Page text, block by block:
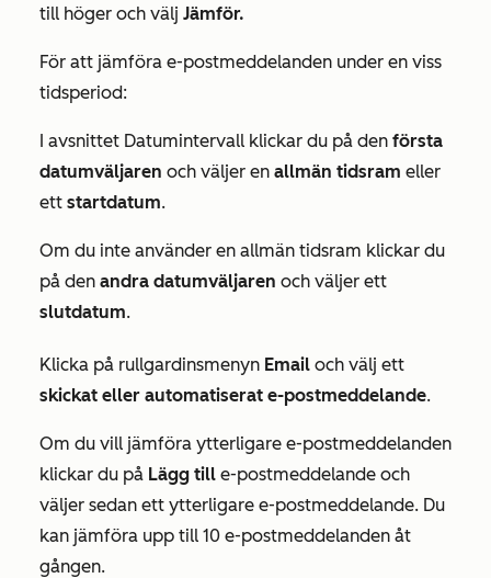
till höger och välj Jämför.
För att jämföra e-postmeddelanden under en viss
tidsperiod:
I avsnittet Datumintervall klickar du på den första
datumväljaren och väljer en allmän tidsram eller
ett startdatum.
Om du inte använder en allmän tidsram klickar du
på den andra datumväljaren och väljer ett
slutdatum.
Klicka på rullgardinsmenyn Email och välj ett
skickat eller automatiserat e-postmeddelande.
Om du vill jämföra ytterligare e-postmeddelanden
klickar du på Lägg till e-postmeddelande och
väljer sedan ett ytterligare e-postmeddelande. Du
kan jämföra upp till 10 e-postmeddelanden åt
gången.